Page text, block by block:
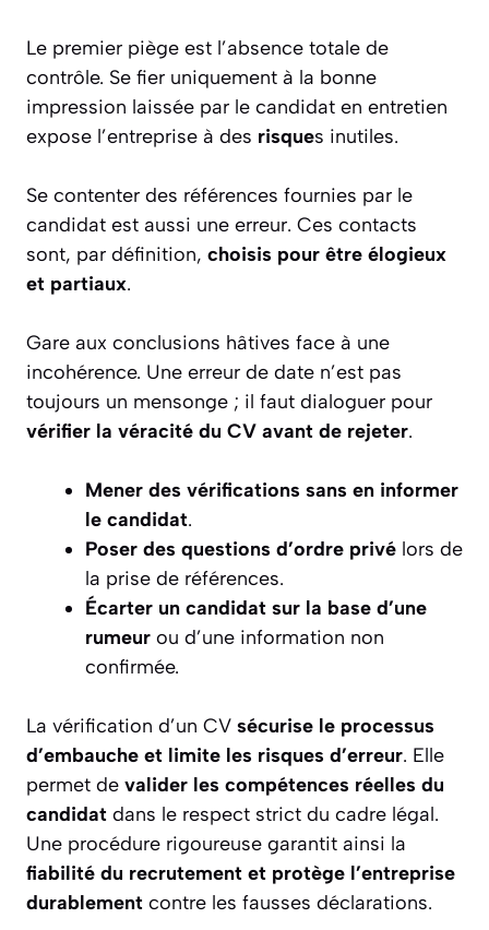
Le premier piège est l’absence totale de
contrôle. Se fier uniquement à la bonne
impression laissée par le candidat en entretien
expose l’entreprise à des risques inutiles.
Se contenter des références fournies par le
candidat est aussi une erreur. Ces contacts
sont, par définition, choisis pour être élogieux
et partiaux.
Gare aux conclusions hâtives face à une
incohérence. Une erreur de date n’est pas
toujours un mensonge ; il faut dialoguer pour
vérifier la véracité du CV avant de rejeter.
Mener des vérifications sans en informer
le candidat.
Poser des questions d’ordre privé lors de
la prise de références.
Écarter un candidat sur la base d’une
rumeur ou d’une information non
confirmée.
La vérification d’un CV sécurise le processus
d’embauche et limite les risques d’erreur. Elle
permet de valider les compétences réelles du
candidat dans le respect strict du cadre légal.
Une procédure rigoureuse garantit ainsi la
fiabilité du recrutement et protège l’entreprise
durablement contre les fausses déclarations.